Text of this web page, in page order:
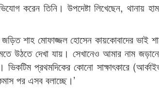
করেন তিনি। উপদেষ্টা লিখেছেন, থানায়
জড়িত শাহ মোফাজ্জল হোসেন কায়কোবাদের ভাই
উঠতে দেখা যায়। সেখানেও আমার নাম
প্রথমদিকের কোনো সাক্ষাৎকারে
পর এসব বলাচ্ছে।’